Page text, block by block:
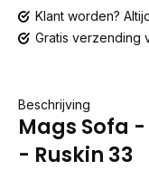
Klant worden?
Gratis verzending
Beschrijving
Mags Sofa
- Ruskin 33